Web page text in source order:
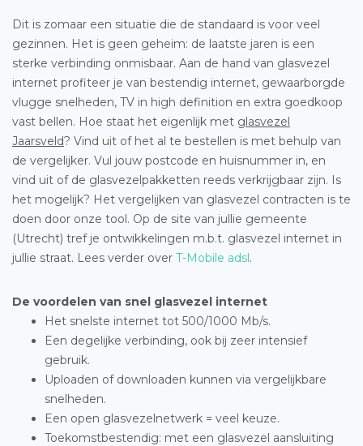
Dit is zomaar een situatie die de standaard is voor veel
gezinnen. Het is geen geheim: de laatste jaren is een
sterke verbinding onmisbaar. Aan de hand van glasvezel
internet profiteer je van bestendig internet, gewaarborgde
vlugge snelheden, TV in high definition en extra goedkoop
vast bellen. Hoe staat het eigenlijk met glasvezel
Jaarsveld? Vind uit of het al te bestellen is met behulp van
de vergelijker. Vul jouw postcode en huisnummer in, en
vind uit of de glasvezelpakketten reeds verkrijgbaar zijn. Is
het mogelijk? Het vergelijken van glasvezel contracten is te
doen door onze tool. Op de site van jullie gemeente
(Utrecht) tref je ontwikkelingen m.b.t. glasvezel internet in
jullie straat. Lees verder over T-Mobile adsl.
De voordelen van snel glasvezel internet
Het snelste internet tot 500/1000 Mb/s.
Een degelijke verbinding, ook bij zeer intensief
gebruik.
Uploaden of downloaden kunnen via vergelijkbare
snelheden.
Een open glasvezelnetwerk = veel keuze.
Toekomstbestendig: met een glasvezel aansluiting